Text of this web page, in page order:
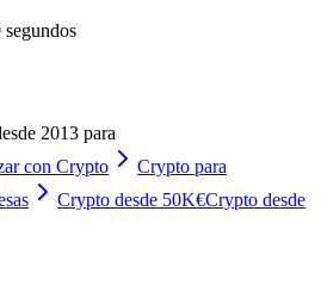
2013 para
con Crypto
Crypto para
Crypto desde 50K€Crypto desde